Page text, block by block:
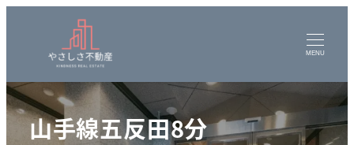
MENU
山手線五反田8分